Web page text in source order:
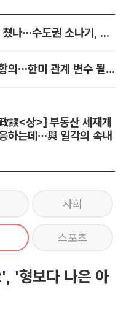
[오늘의 날씨] 극한 폭염 상한가 쳤나…수도권 소나기, 동해안에 폭우
쿠팡 두둔 美 의원들, 정통망법 항의…한미 관계 변수 될까
談<상>] 부동산 세재개
하는데…與 일각의 속내
사회
스포츠
'형보다 나은 아